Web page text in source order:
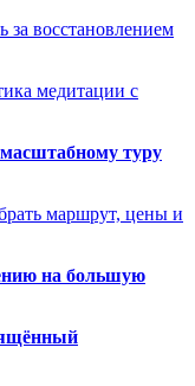
восстановлением
медитации с
туру
маршрут, цены и
на большую